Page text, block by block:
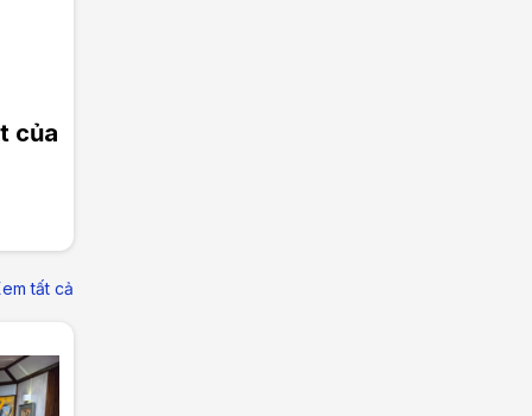
của
tất cả